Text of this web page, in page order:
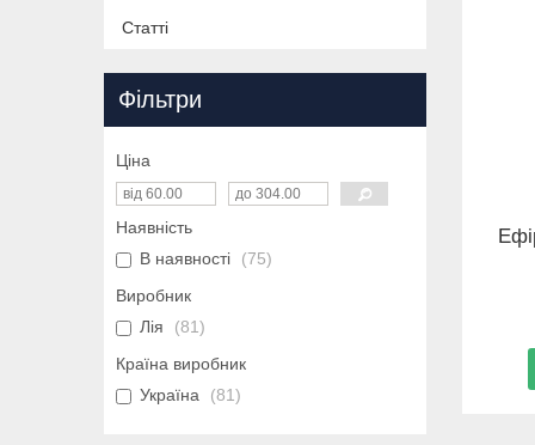
Статті
Фільтри
Ціна
Наявність
В наявності
75
Виробник
Лія
81
Країна виробник
Україна
81